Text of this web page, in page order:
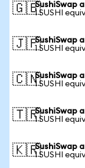
🇬🇧SushiSwap
1 SUSHI
🇯🇵SushiSwap
1 SUSHI
🇨🇳SushiSwap
1 SUSHI
🇹🇷SushiSwap
1 SUSHI
🇰🇷SushiSwap
1 SUSHI